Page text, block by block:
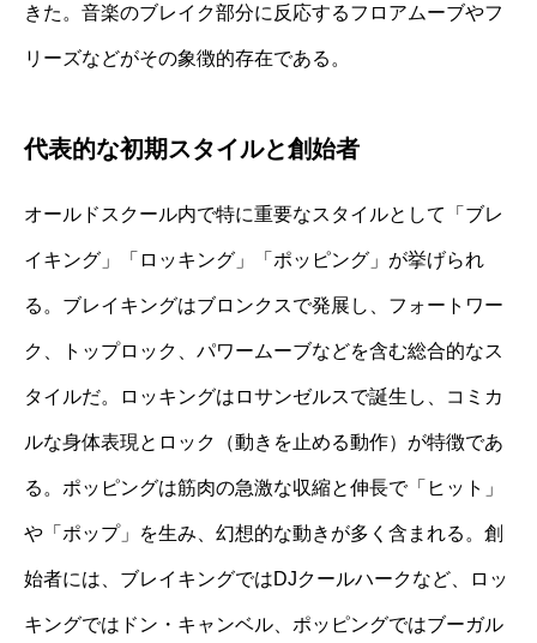
きた。音楽のブレイク部分に反応するフロアムーブやフ
リーズなどがその象徴的存在である。
代表的な初期スタイルと創始者
オールドスクール内で特に重要なスタイルとして「ブレ
イキング」「ロッキング」「ポッピング」が挙げられ
る。ブレイキングはブロンクスで発展し、フォートワー
ク、トップロック、パワームーブなどを含む総合的なス
タイルだ。ロッキングはロサンゼルスで誕生し、コミカ
ルな身体表現とロック（動きを止める動作）が特徴であ
る。ポッピングは筋肉の急激な収縮と伸長で「ヒット」
や「ポップ」を生み、幻想的な動きが多く含まれる。創
始者には、ブレイキングではDJクールハークなど、ロッ
キングではドン・キャンベル、ポッピングではブーガル